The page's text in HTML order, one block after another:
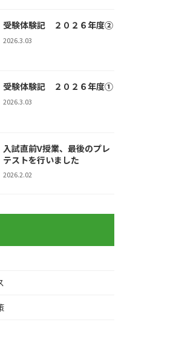
受験体験記 ２０２６年度②
2026.3.03
受験体験記 ２０２６年度①
2026.3.03
入試直前V授業、最後のプレ
テストを行いました
2026.2.02